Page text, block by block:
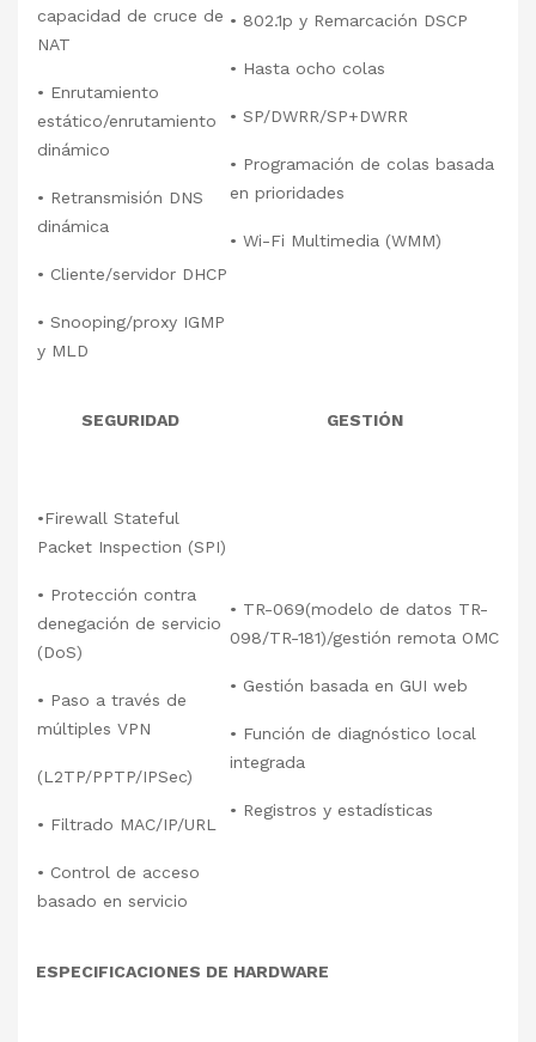
capacidad de cruce de
NAT
• Enrutamiento
estático/enrutamiento
dinámico
• Retransmisión DNS
dinámica
• Cliente/servidor DHCP
• Snooping/proxy IGMP
y MLD
• 802.1p y Remarcación DSCP
• Hasta ocho colas
• SP/DWRR/SP+DWRR
• Programación de colas basada
en prioridades
• Wi-Fi Multimedia (WMM)
SEGURIDAD GESTIÓN
•Firewall Stateful
Packet Inspection (SPI)
• Protección contra
denegación de servicio
(DoS)
• Paso a través de
múltiples VPN
(L2TP/PPTP/IPSec)
• Filtrado MAC/IP/URL
• Control de acceso
basado en servicio
• TR-069(modelo de datos TR-
098/TR-181)/gestión remota OMC
• Gestión basada en GUI web
• Función de diagnóstico local
integrada
• Registros y estadísticas
ESPECIFICACIONES DE HARDWARE